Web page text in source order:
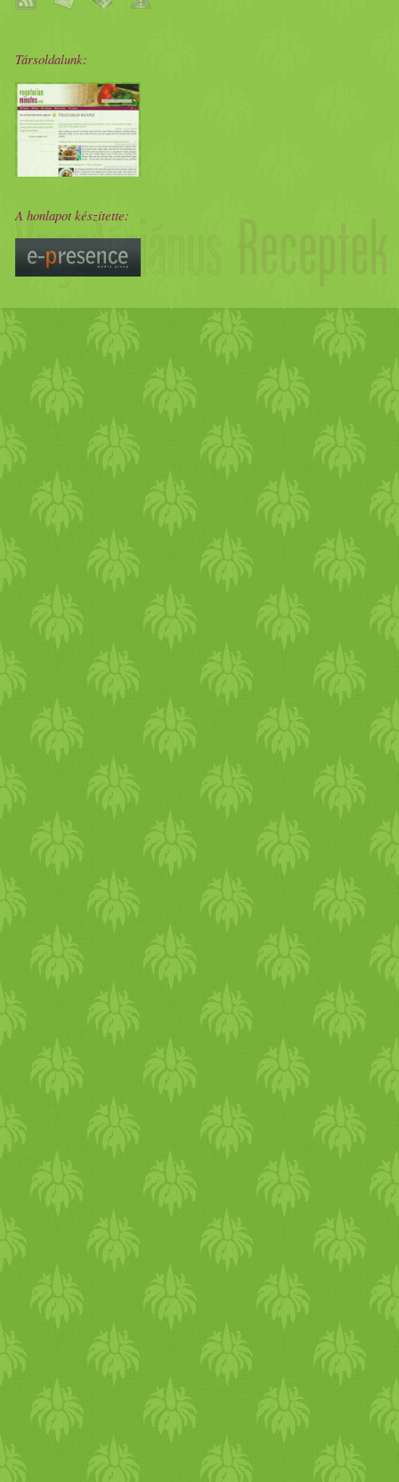
Társoldalunk:
A honlapot készítette: